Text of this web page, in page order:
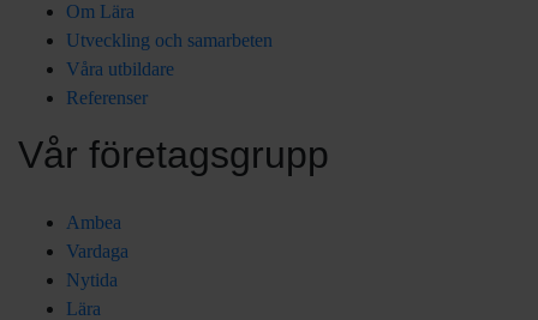
Om Lära
Utveckling och samarbeten
Våra utbildare
Referenser
Vår företagsgrupp
Ambea
Vardaga
Nytida
Lära